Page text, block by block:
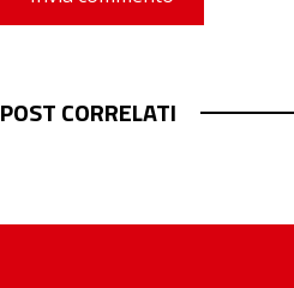
POST CORRELATI